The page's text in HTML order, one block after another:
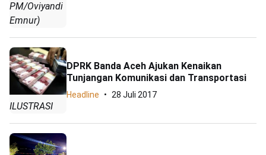
PM/Oviyandi
Emnur)
ILUSTRASI
DPRK Banda Aceh Ajukan Kenaikan
Tunjangan Komunikasi dan Transportasi
Headline 28 Juli 2017